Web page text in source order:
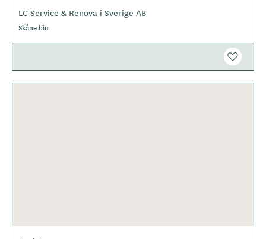
LC Service & Renova i Sverige AB
Skåne län